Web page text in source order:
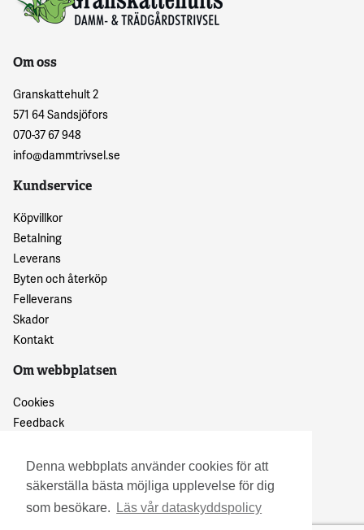
Denna webbplats använder cookies för att
säkerställa bästa möjliga upplevelse för dig
som besökare.
Läs vår dataskyddspolicy
Om oss
Granskattehult 2
571 64 Sandsjöfors
070-37 67 948
info@dammtrivsel.se
Kundservice
Köpvillkor
Betalning
Leverans
Byten och återköp
Felleverans
Skador
Kontakt
Om webbplatsen
Cookies
Feedback